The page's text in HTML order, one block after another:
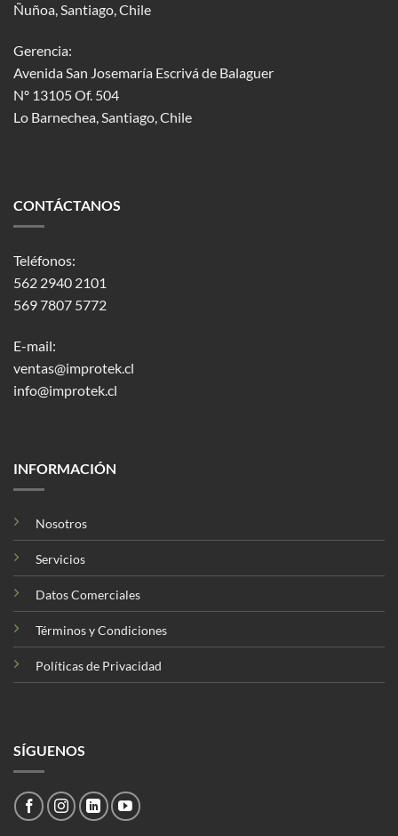
Ñuñoa, Santiago, Chile
Gerencia:
Avenida San Josemaría Escrivá de Balaguer
Nº 13105 Of. 504
Lo Barnechea, Santiago, Chile
CONTÁCTANOS
Teléfonos:
562 2940 2101
569 7807 5772
E-mail:
ventas@improtek.cl
info@improtek.cl
INFORMACIÓN
Nosotros
Servicios
Datos Comerciales
Términos y Condiciones
Políticas de Privacidad
SÍGUENOS